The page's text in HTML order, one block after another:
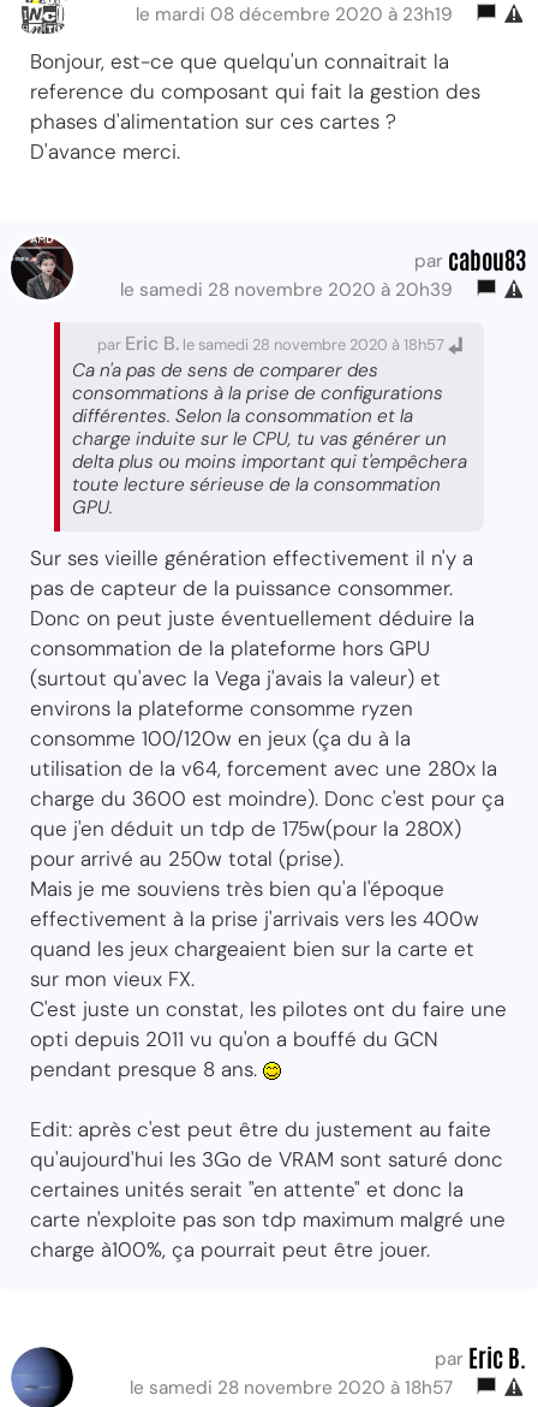
le mardi 08 décembre 2020 à 23h19
Bonjour, est-ce que quelqu'un connaitrait la
reference du composant qui fait la gestion des
phases d'alimentation sur ces cartes ?
D'avance merci.
par cabou83
le samedi 28 novembre 2020 à 20h39
par Eric B. le samedi 28 novembre 2020 à 18h57
Ca n'a pas de sens de comparer des
consommations à la prise de configurations
différentes. Selon la consommation et la
charge induite sur le CPU, tu vas générer un
delta plus ou moins important qui t'empêchera
toute lecture sérieuse de la consommation
GPU.
Sur ses vieille génération effectivement il n'y a
pas de capteur de la puissance consommer.
Donc on peut juste éventuellement déduire la
consommation de la plateforme hors GPU
(surtout qu'avec la Vega j'avais la valeur) et
environs la plateforme consomme ryzen
consomme 100/120w en jeux (ça du à la
utilisation de la v64, forcement avec une 280x la
charge du 3600 est moindre). Donc c'est pour ça
que j'en déduit un tdp de 175w(pour la 280X)
pour arrivé au 250w total (prise).
Mais je me souviens très bien qu'a l'époque
effectivement à la prise j'arrivais vers les 400w
quand les jeux chargeaient bien sur la carte et
sur mon vieux FX.
C'est juste un constat, les pilotes ont du faire une
opti depuis 2011 vu qu'on a bouffé du GCN
pendant presque 8 ans.
Edit: après c'est peut être du justement au faite
qu'aujourd'hui les 3Go de VRAM sont saturé donc
certaines unités serait "en attente" et donc la
carte n'exploite pas son tdp maximum malgré une
charge à100%, ça pourrait peut être jouer.
par Eric B.
le samedi 28 novembre 2020 à 18h57